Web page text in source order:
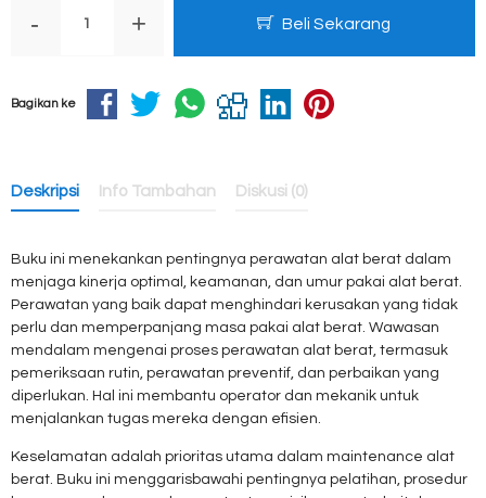
- + Beli Sekarang
Bagikan ke
Deskripsi Info Tambahan Diskusi (0)
Buku ini menekankan pentingnya perawatan alat berat dalam
menjaga kinerja optimal, keamanan, dan umur pakai alat berat.
Perawatan yang baik dapat menghindari kerusakan yang tidak
perlu dan memperpanjang masa pakai alat berat. Wawasan
mendalam mengenai proses perawatan alat berat, termasuk
pemeriksaan rutin, perawatan preventif, dan perbaikan yang
diperlukan. Hal ini membantu operator dan mekanik untuk
menjalankan tugas mereka dengan efisien.
Keselamatan adalah prioritas utama dalam maintenance alat
berat. Buku ini menggarisbawahi pentingnya pelatihan, prosedur